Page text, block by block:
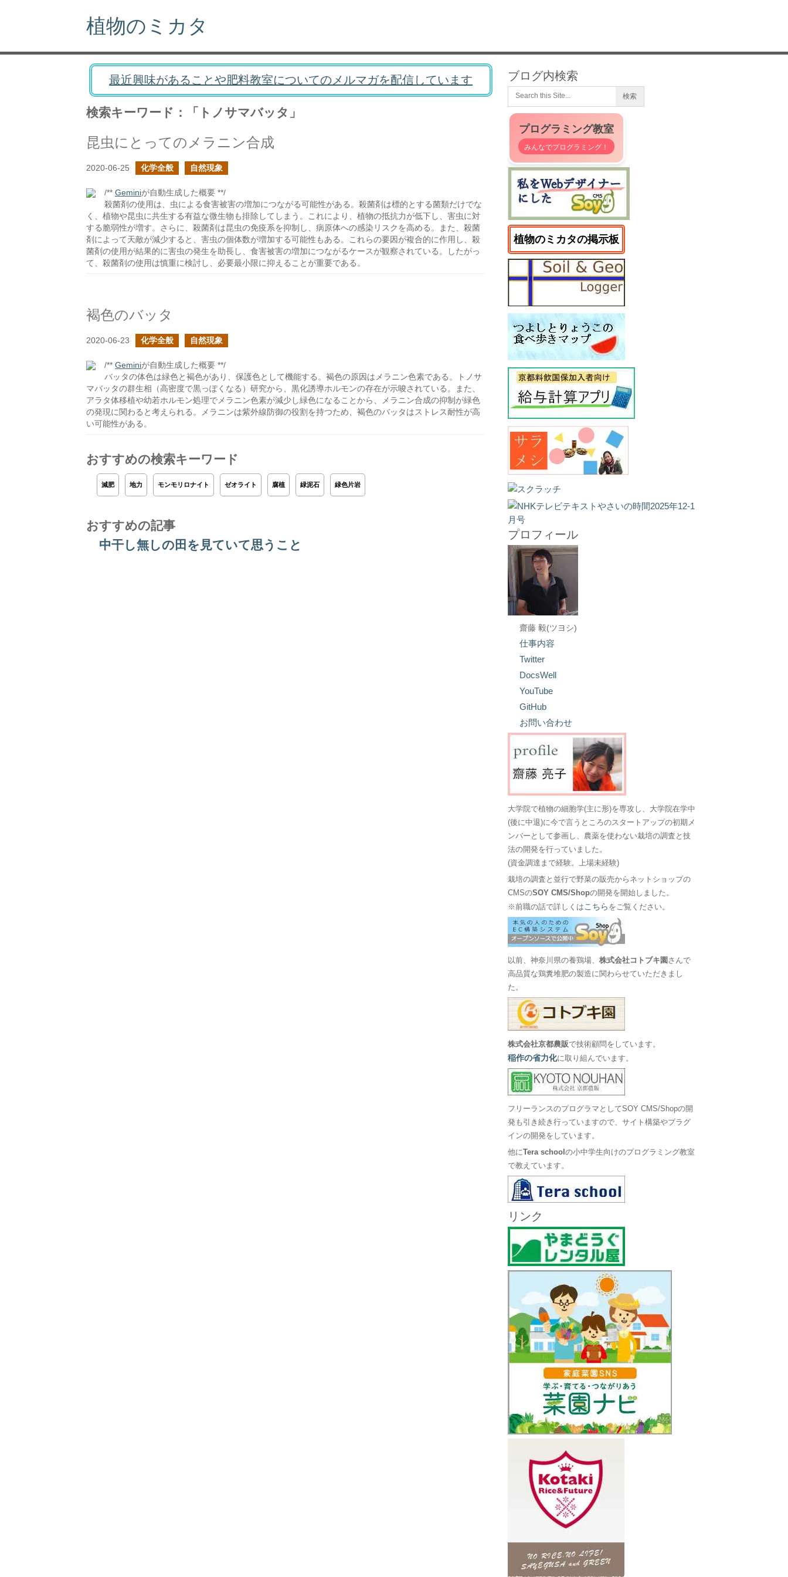
植物のミカタ
最近興味があることや肥料教室についてのメルマガを配信しています
検索キーワード：「トノサマバッタ」
昆虫にとってのメラニン合成
2020-06-25 化学全般 自然現象
/** Geminiが自動生成した概要 **/
殺菌剤の使用は、虫による食害被害の増加につながる可能性がある。殺菌剤は標的とする菌類だけでな
く、植物や昆虫に共生する有益な微生物も排除してしまう。これにより、植物の抵抗力が低下し、害虫に対
する脆弱性が増す。さらに、殺菌剤は昆虫の免疫系を抑制し、病原体への感染リスクを高める。また、殺菌
剤によって天敵が減少すると、害虫の個体数が増加する可能性もある。これらの要因が複合的に作用し、殺
菌剤の使用が結果的に害虫の発生を助長し、食害被害の増加につながるケースが観察されている。したがっ
て、殺菌剤の使用は慎重に検討し、必要最小限に抑えることが重要である。
褐色のバッタ
2020-06-23 化学全般 自然現象
/** Geminiが自動生成した概要 **/
バッタの体色は緑色と褐色があり、保護色として機能する。褐色の原因はメラニン色素である。トノサ
マバッタの群生相（高密度で黒っぽくなる）研究から、黒化誘導ホルモンの存在が示唆されている。また、
アラタ体移植や幼若ホルモン処理でメラニン色素が減少し緑色になることから、メラニン合成の抑制が緑色
の発現に関わると考えられる。メラニンは紫外線防御の役割を持つため、褐色のバッタはストレス耐性が高
い可能性がある。
おすすめの検索キーワード
減肥 地力 モンモリロナイト ゼオライト 腐植 緑泥石 緑色片岩
おすすめの記事
中干し無しの田を見ていて思うこと
ブログ内検索
プログラミング教室
みんなでプログラミング！
植物のミカタの掲示板
プロフィール
齋藤 毅(ツヨシ)
仕事内容
Twitter
DocsWell
YouTube
GitHub
お問い合わせ
大学院で植物の細胞学(主に形)を専攻し、大学院在学中
(後に中退)に今で言うところのスタートアップの初期メ
ンバーとして参画し、農薬を使わない栽培の調査と技
法の開発を行っていました。
(資金調達まで経験。上場未経験)
栽培の調査と並行で野菜の販売からネットショップの
CMSのSOY CMS/Shopの開発を開始しました。
※前職の話で詳しくは こちら をご覧ください。
以前、神奈川県の養鶏場、株式会社コトブキ園 さんで
高品質な鶏糞堆肥の製造に関わらせていただきまし
た。
株式会社京都農販で技術顧問をしています。
稲作の省力化に取り組んでいます。
フリーランスのプログラマとしてSOY CMS/Shopの開
発も引き続き行っていますので、サイト構築やプラグ
インの開発をしています。
他にTera schoolの小中学生向けのプログラミング教室
で教えています。
リンク